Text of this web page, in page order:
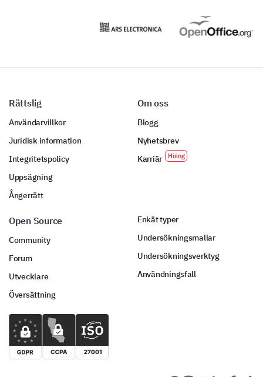
Rättslig
Användarvillkor
Juridisk information
Integritetspolicy
Uppsägning
Ångerrätt
Om oss
Blogg
Nyhetsbrev
Karriär
Open Source
Community
Forum
Utvecklare
Översättning
Enkät typer
Undersökningsmallar
Undersökningsverktyg
Användningsfall